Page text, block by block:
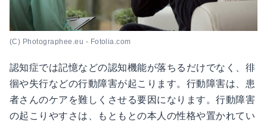
(C) Photographee.eu - Fotolia.com
認知症では記憶などの認知機能が落ちるだけでなく、徘
徊や失行などの行動障害が起こります。行動障害は、患
者さんのケアを難しくさせる要因になります。行動障害
の起こりやすさは、もともとの本人の性格や置かれてい